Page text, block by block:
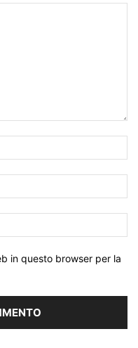
in questo browser per la